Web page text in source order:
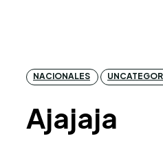
NACIONALES
Ajajaja